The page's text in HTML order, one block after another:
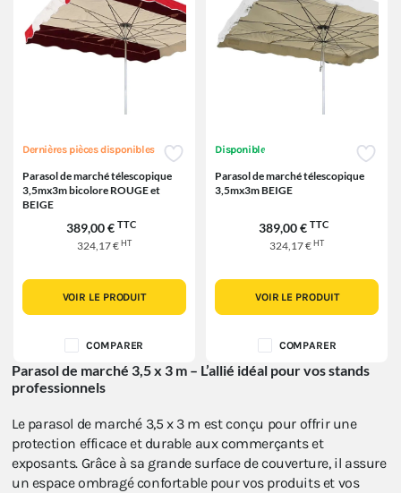
Dernières pièces disponibles
Parasol de marché télescopique
3,5mx3m bicolore ROUGE et
BEIGE
389,00 € TTC
324,17 €HT
VOIR LE PRODUIT
COMPARER
Disponible
Parasol de marché télescopique
3,5mx3m BEIGE
389,00 € TTC
324,17 €HT
VOIR LE PRODUIT
COMPARER
Parasol de marché 3,5 x 3 m – L’allié idéal pour vos stands
professionnels
Le parasol de marché 3,5 x 3 m est conçu pour offrir une
protection efficace et durable aux commerçants et
exposants. Grâce à sa grande surface de couverture, il assure
un espace ombragé confortable pour vos produits et vos